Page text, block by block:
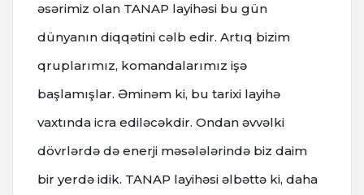
əsərimiz olan TANAP layihəsi bu gün
dünyanın diqqətini cəlb edir. Artıq bizim
qruplarımız, komandalarımız işə
başlamışlar. Əminəm ki, bu tarixi layihə
vaxtında icra ediləcəkdir. Ondan əvvəlki
dövrlərdə də enerji məsələlərində biz daim
bir yerdə idik. TANAP layihəsi əlbəttə ki, daha